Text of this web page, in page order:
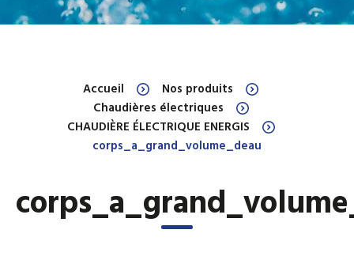
Accueil
Nos produits
Chaudières électriques
CHAUDIÈRE ÉLECTRIQUE ENERGIS
corps_a_grand_volume_deau